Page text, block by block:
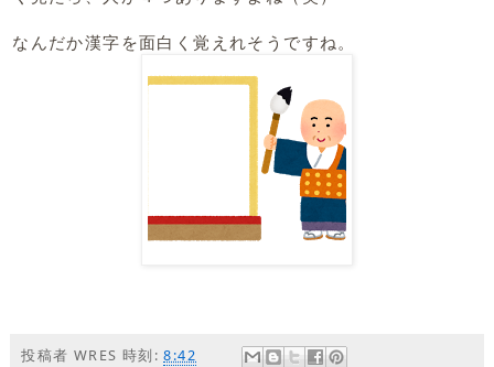
なんだか漢字を面白く覚えれそうですね。
投稿者 WRES 時刻:8:42